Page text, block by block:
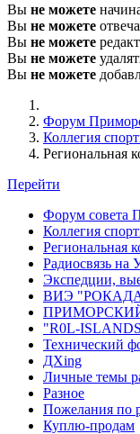
Вы не можете
Вы не можете
Вы не можете
Вы не можете
Вы не можете
Форум
Коллегия
Региональная
Перейти
Форум совета
Коллегия
Региональная
Радиосвязь на
Экспедции,
ВИЭ
"R0L-
Технический
ДХing
Личные темы
Разное
Пожелания по
Куплю-продам